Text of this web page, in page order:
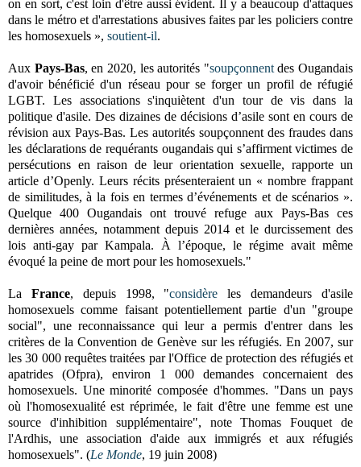
on en sort, c'est loin d'être aussi évident. Il y a beaucoup d'attaques
dans le métro et d'arrestations abusives faites par les policiers contre
les homosexuels », soutient-il.
Aux Pays-Bas, en 2020, les autorités "soupçonnentdes Ougandais
d'avoir bénéficié d'un réseau pour se forger un profil de réfugié
LGBT. Les associations s'inquiètent d'un tour de vis dans la
politique d'asile. Des dizaines de décisions d’asile sont en cours de
révision aux Pays-Bas. Les autorités soupçonnent des fraudes dans
les déclarations de requérants ougandais qui s’affirment victimes de
persécutions en raison de leur orientation sexuelle, rapporte un
article d’Openly. Leurs récits présenteraient un « nombre frappant
de similitudes, à la fois en termes d’événements et de scénarios ».
Quelque 400 Ougandais ont trouvé refuge aux Pays-Bas ces
dernières années, notamment depuis 2014 et le durcissement des
lois anti-gay par Kampala. À l’époque, le régime avait même
évoqué la peine de mort pour les homosexuels."
La France, depuis 1998, "considère les demandeurs d'asile
homosexuels comme faisant potentiellement partie d'un "groupe
social", une reconnaissance qui leur a permis d'entrer dans les
critères de la Convention de Genève sur les réfugiés. En 2007, sur
les 30 000 requêtes traitées par l'Office de protection des réfugiés et
apatrides (Ofpra), environ 1 000 demandes concernaient des
homosexuels. Une minorité composée d'hommes. "Dans un pays
où l'homosexualité est réprimée, le fait d'être une femme est une
source d'inhibition supplémentaire", note Thomas Fouquet de
l'Ardhis, une association d'aide aux immigrés et aux réfugiés
homosexuels". (Le Monde, 19 juin 2008)